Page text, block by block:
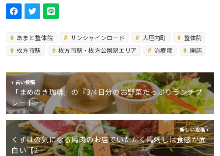
あまと整体院 サンシャインロード 大垣内町
整体院
枚方市駅
枚方市駅・枚方公園駅エリア 治療院 開店
古い投稿
「まめのき珈琲」の『3/4日分のお野菜たっぷりランチプ
レート…
新しい投稿
くずはの気になる馬肉のお店でいただく馬刺しは食感が面
白い【2…